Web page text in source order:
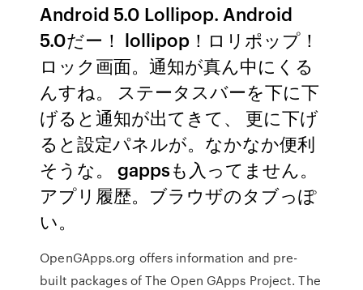
Android 5.0 Lollipop. Android
5.0だー！ lollipop！ロリポップ！
ロック画面。通知が真ん中にくる
んすね。 ステータスバーを下に下
げると通知が出てきて、 更に下げ
ると設定パネルが。なかなか便利
そうな。 gappsも入ってません。
アプリ履歴。ブラウザのタブっぽ
い。
OpenGApps.org offers information and pre-
built packages of The Open GApps Project. The